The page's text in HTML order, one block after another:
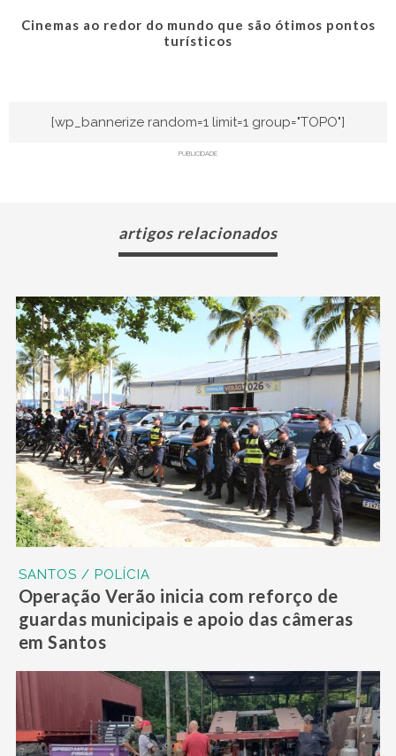
Cinemas ao redor do mundo que são ótimos pontos
turísticos
[wp_bannerize random=1 limit=1 group="TOPO"]
PUBLICIDADE
artigos relacionados
SANTOS / POLÍCIA
Operação Verão inicia com reforço de
guardas municipais e apoio das câmeras
em Santos